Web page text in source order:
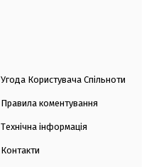
Угода Користувача Спільноти
Правила коментування
Технічна інформація
Контакти